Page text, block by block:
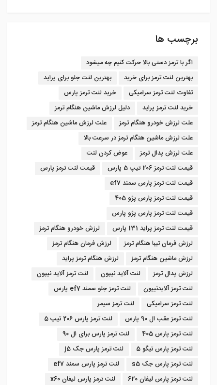
برچسب ها
اگر با ترمز دستی بالا حرکت کنیم چه میشود
بهترین لنت ترمز برای خرید
بهترین لنت جلو برای پراید
تفاوت لنت ترمز سرامیکی
خرید لنت ترمز پارس
خرید لنت ترمز پراید
دلیل لرزش ماشین هنگام ترمز
علت لرزش خودرو هنگام ترمز
علت لرزش ماشین هنگام ترمز
علت لرزش ماشین هنگام ترمز در سرعت بالا
علت لرزش پدال ترمز
عوض کردن لنت
قیمت لنت ترمز 206 تیپ 5 پارس
قیمت لنت ترمز پارس
قیمت لنت ترمز پارس سمند ef7
قیمت لنت ترمز پارس پژو 405
قیمت لنت ترمز پارس پژو پارس
قیمت لنت ترمز پراید 131 پارس
لرزش خودرو هنگام ترمز
لرزش فرمان تیبا هنگام ترمز
لرزش فرمان هنگام ترمز
لرزش ماشین هنگام ترمز
لرزش هنگام ترمز پراید
لرزش پدال ترمز
لنت آلاید نیپون
لنت ترمز آلاید نیپون
لنت ترمز آلایدنیپون
لنت ترمز جلو سمند ef7 پارس
لنت ترمز سرامیکی
لنت ترمز سیمر
لنت ترمز عقب ال 90 پارس
لنت ترمز پارس 206 تیپ 5
لنت ترمز پارس 405
لنت ترمز پارس برای ال 90
لنت ترمز پارس تیگو 5
لنت ترمز پارس جک j5
لنت ترمز پارس جک s5
لنت ترمز پارس سمند ef7
لنت ترمز پارس لیفان 620
لنت ترمز پارس لیفان x60